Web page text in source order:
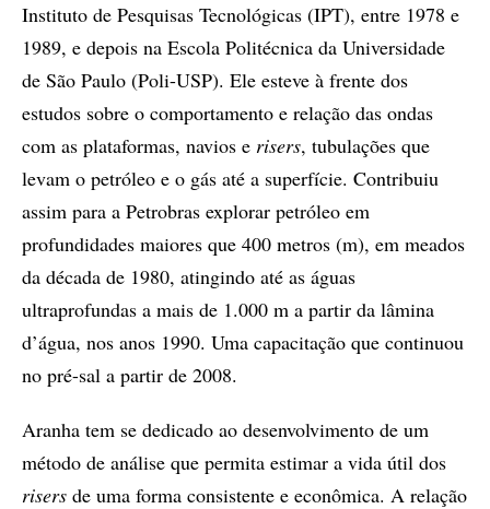
Instituto de Pesquisas Tecnológicas (IPT), entre 1978 e
1989, e depois na Escola Politécnica da Universidade
de São Paulo (Poli-USP). Ele esteve à frente dos
estudos sobre o comportamento e relação das ondas
com as plataformas, navios e risers, tubulações que
levam o petróleo e o gás até a superfície. Contribuiu
assim para a Petrobras explorar petróleo em
profundidades maiores que 400 metros (m), em meados
da década de 1980, atingindo até as águas
ultraprofundas a mais de 1.000 m a partir da lâmina
d’água, nos anos 1990. Uma capacitação que continuou
no pré-sal a partir de 2008.
Aranha tem se dedicado ao desenvolvimento de um
método de análise que permita estimar a vida útil dos
risers de uma forma consistente e econômica. A relação